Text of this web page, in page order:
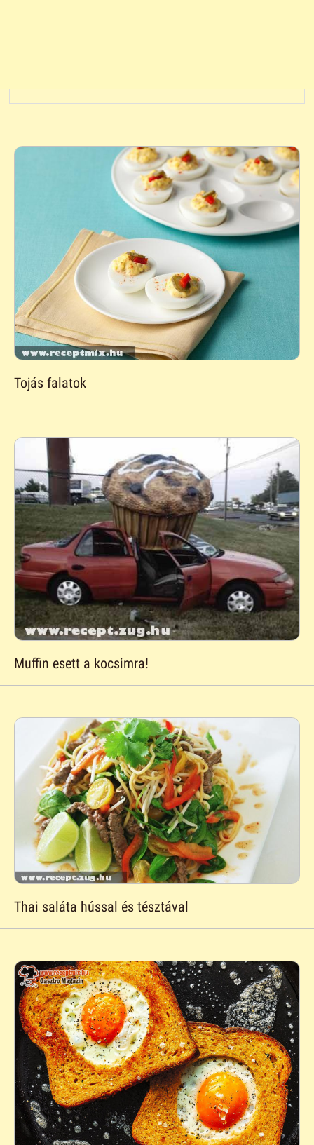
Tojás falatok
Muffin esett a kocsimra!
Thai saláta hússal és tésztával